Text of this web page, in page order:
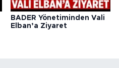
BADER Yönetiminden Vali
Elban’a Ziyaret